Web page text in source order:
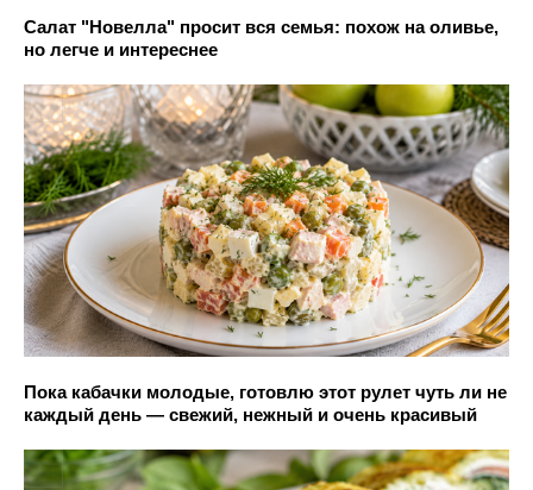
Салат "Новелла" просит вся семья: похож на оливье,
но легче и интереснее
Пока кабачки молодые, готовлю этот рулет чуть ли не
каждый день — свежий, нежный и очень красивый